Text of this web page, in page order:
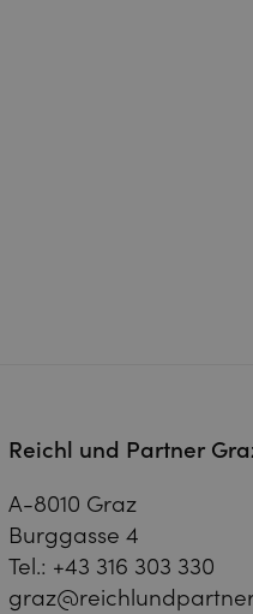
Reichl und Partner
A-8010 Graz
Burggasse 4
Tel.: +43 316 303 330